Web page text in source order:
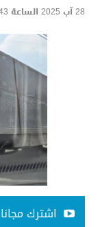
28 آب 2025 الساعة 22:43
اشترك